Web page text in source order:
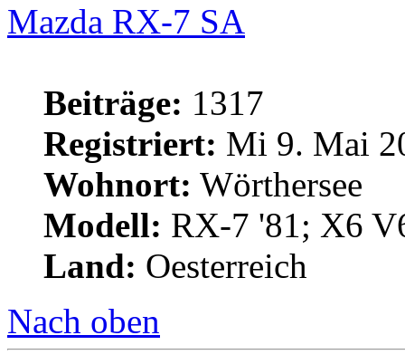
Mazda RX-7 SA
Beiträge: 1317
Registriert: Mi 9. Mai
Wohnort: Wörthersee
Modell: RX-7 '81; X6
Land: Oesterreich
Nach oben